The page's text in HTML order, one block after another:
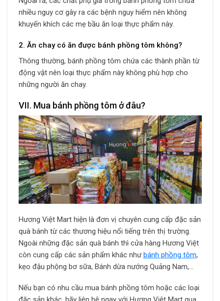
nhiều nguy cơ gây ra các bệnh nguy hiểm nên không
khuyến khích các mẹ bầu ăn loại thực phẩm này.
2. Ăn chay có ăn được bánh phồng tôm không?
Thông thường, bánh phồng tôm chứa các thành phần từ
động vật nên loại thực phẩm này không phù hợp cho
những người ăn chay.
VII. Mua bánh phồng tôm ở đâu?
Hương Việt Mart hiện là đơn vị chuyên cung cấp đặc sản
quà bánh từ các thương hiệu nổi tiếng trên thị trường.
Ngoài những đặc sản quà bánh thì cửa hàng Hương Việt
còn cung cấp các sản phẩm khác nhưbánh phồng tôm,
kẹo đậu phộng bơ sữa, Bánh dừa nướng Quảng Nam,…
Nếu bạn có nhu cầu mua bánh phồng tôm hoặc các loại